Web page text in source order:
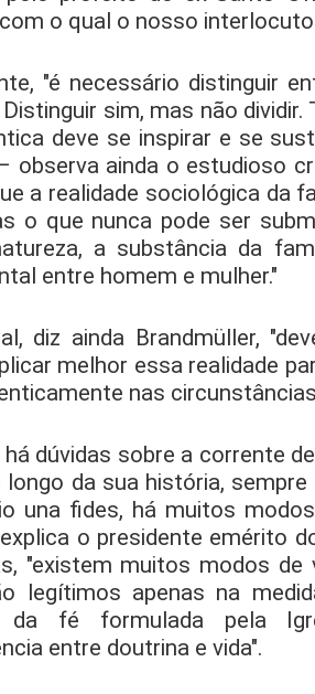
o qual o nosso
"é necessário distinguir
sim, mas não
deve se inspirar e se
observa ainda o estudioso
a realidade sociológica da
o que nunca pode ser
a substância da
entre homem e mulher."
diz ainda Brandmüller,
melhor essa realidade
nas
dúvidas sobre a corrente
longo da sua história,
una fides, há muitos
o presidente emérito
"existem muitos modos
legítimos apenas na
da fé formulada pela
entre doutrina e vida".